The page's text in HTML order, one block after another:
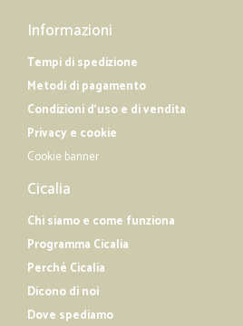
Informazioni
Tempi di spedizione
Metodi di pagamento
Condizioni d'uso e di vendita
Privacy e cookie
Cookie banner
Cicalia
Chi siamo e come funziona
Programma Cicalia
Perché Cicalia
Dicono di noi
Dove spediamo